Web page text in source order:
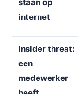
staan op
internet
Insider threat:
een
medewerker